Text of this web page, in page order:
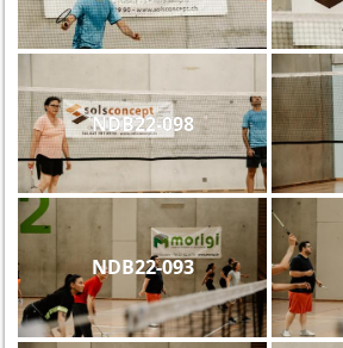
NDB22-098
NDB22-093